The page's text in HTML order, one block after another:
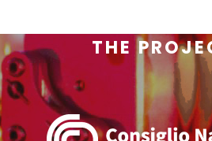
THE